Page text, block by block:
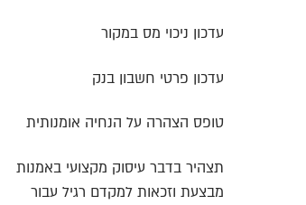
עדכון ניכוי מס במקור
עדכון פרטי חשבון בנק
טופס הצהרה על הנחיה אומנותית
תצהיר בדבר עיסוק מקצועי באמנות
מבצעת וזכאות למקדם רגיל עבור